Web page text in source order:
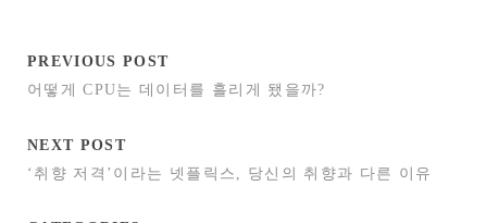
PREVIOUS POST
어떻게 CPU는 데이터를 흘리게 됐을까?
NEXT POST
‘취향 저격’이라는 넷플릭스, 당신의 취향과 다른 이유